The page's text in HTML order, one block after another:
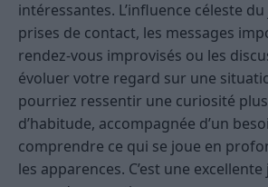
intéressantes. L’influence céleste
prises de contact, les messages
rendez-vous improvisés ou les
évoluer votre regard sur une
pourriez ressentir une curiosité
d’habitude, accompagnée d’un
comprendre ce qui se joue en
les apparences. C’est une